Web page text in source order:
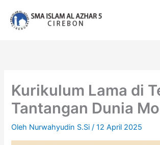
konten
Kurikulum Lama di
Tantangan Dunia
Oleh Nurwahyudin S.Si/12 April 2025